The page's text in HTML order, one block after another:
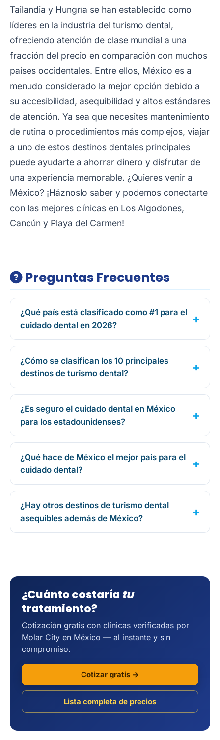
Tailandia y Hungría se han establecido como
líderes en la industria del turismo dental,
ofreciendo atención de clase mundial a una
fracción del precio en comparación con muchos
países occidentales. Entre ellos, México es a
menudo considerado la mejor opción debido a
su accesibilidad, asequibilidad y altos estándares
de atención. Ya sea que necesites mantenimiento
de rutina o procedimientos más complejos, viajar
a uno de estos destinos dentales principales
puede ayudarte a ahorrar dinero y disfrutar de
una experiencia memorable. ¿Quieres venir a
México? ¡Háznoslo saber y podemos conectarte
con las mejores clínicas en Los Algodones,
Cancún y Playa del Carmen!
Preguntas Frecuentes
¿Qué país está clasificado como #1 para el
cuidado dental en 2026?
¿Cómo se clasifican los 10 principales
destinos de turismo dental?
¿Es seguro el cuidado dental en México
para los estadounidenses?
¿Qué hace de México el mejor país para el
cuidado dental?
¿Hay otros destinos de turismo dental
asequibles además de México?
¿Cuánto costaría tu
tratamiento?
Cotización gratis con clínicas verificadas por
Molar City en México — al instante y sin
compromiso.
Cotizar gratis →
Lista completa de precios